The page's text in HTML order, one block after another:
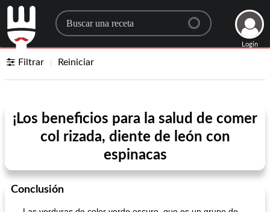
Search for a recipe
Login
Filtrar Reiniciar
¡Los beneficios para la salud de comer
col rizada, diente de león con
espinacas
Conclusión